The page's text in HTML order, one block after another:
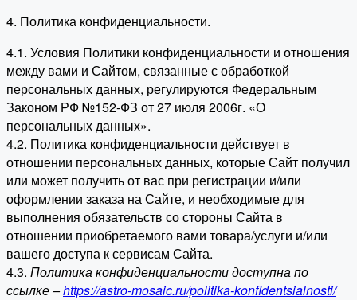
4. Политика конфиденциальности.
4.1. Условия Политики конфиденциальности и отношения
между вами и Сайтом, связанные с обработкой
персональных данных, регулируются Федеральным
Законом РФ №152-ФЗ от 27 июля 2006г. «О
персональных данных».
4.2. Политика конфиденциальности действует в
отношении персональных данных, которые Сайт получил
или может получить от вас при регистрации и/или
оформлении заказа на Сайте, и необходимые для
выполнения обязательств со стороны Сайта в
отношении приобретаемого вами товара/услуги и/или
вашего доступа к сервисам Сайта.
4.3. Политика конфиденциальности доступна по
ссылке –https://astro-mosaic.ru/politika-konfidentsialnosti/